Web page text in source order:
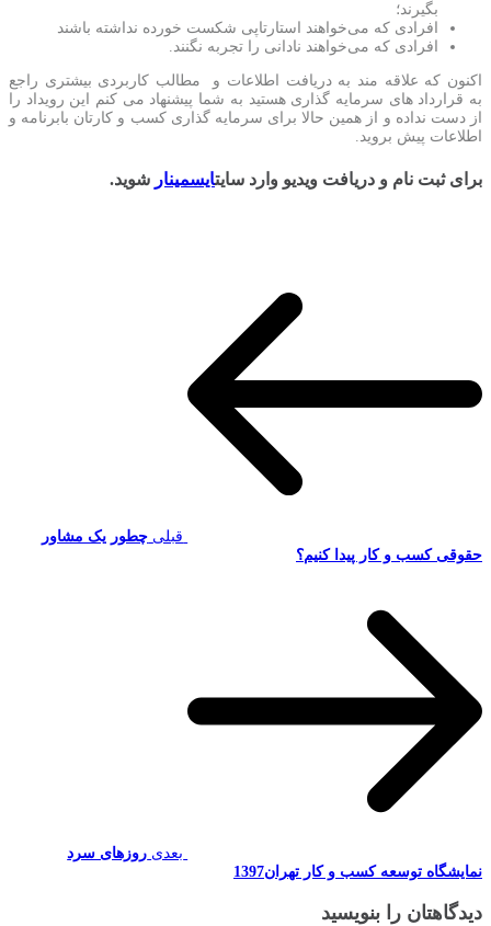
بگیرند؛
افرادی که می‌خواهند استارتاپی شکست خورده نداشته باشند
افرادی که می‌خواهند نادانی را تجربه نگنند.
اکنون که علاقه مند به دریافت اطلاعات و مطالب کاربردی بیشتری راجع
به قرارداد های سرمایه گذاری هستید به شما پیشنهاد می کنم این رویداد را
از دست نداده و از همین حالا برای سرمایه گذاری کسب و کارتان بابرنامه و
اطلاعات پیش بروید.
برای ثبت نام و دریافت ویدیو وارد سایتایسمینار شوید.
قبلی چطور یک مشاور
حقوقی کسب و کار پیدا کنیم؟
بعدی روزهای سرد
نمایشگاه توسعه کسب و کار تهران1397
دیدگاهتان را بنویسید